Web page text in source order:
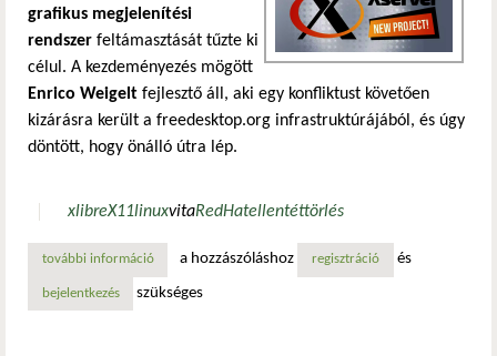
grafikus megjelenítési
rendszer feltámasztását tűzte ki
célul. A kezdeményezés mögött
Enrico Weigelt fejlesztő áll, aki egy konfliktust követően
kizárásra került a freedesktop.org infrastruktúrájából, és úgy
döntött, hogy önálló útra lép.
xlibreX11linuxvitaRedHatellentéttörlés
további információxlibre: van élet az x11 után? tartalommal kapcsolatosan
a hozzászóláshoz regisztráció és
bejelentkezés szükséges